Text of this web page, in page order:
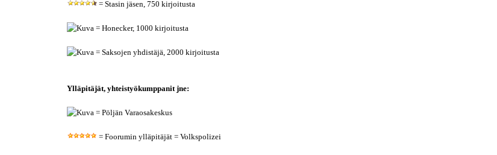
= Stasin jäsen, 750 kirjoitusta
= Honecker, 1000 kirjoitusta
= Saksojen yhdistäjä, 2000 kirjoitusta
Ylläpitäjät, yhteistyökumppanit jne:
= Pöljän Varaosakeskus
= Foorumin ylläpitäjät = Volkspolizei